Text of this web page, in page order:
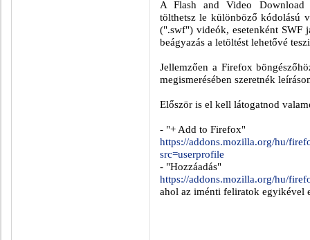
A Flash and Video Download
tölthetsz le különböző kódolású
(".swf") videók, esetenként SWF
beágyazás a letöltést lehetővé
Jellemzően a Firefox
megismerésében szeretnék
Először is el kell látogatnod
- "+ Add to Firefox"
https://addons.mozilla.org/hu/
src=userprofile
- "Hozzáadás"
https://addons.mozilla.org/hu/
ahol az iménti feliratok egyikével